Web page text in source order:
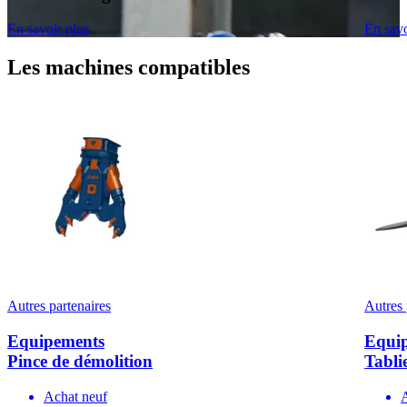
En savoir plus En
Les machines compatibles
Autres partenaires
Equipements
Pince de démolition
Achat neuf
Autres